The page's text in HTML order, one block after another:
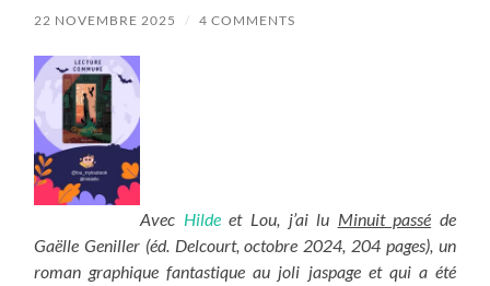
22 NOVEMBRE 2025 / 4 COMMENTS
Avec Hildeet Lou, j’ai lu Minuit passé de
Gaëlle Geniller (éd. Delcourt, octobre 2024, 204 pages), un
roman graphique fantastique au joli jaspage et qui a été